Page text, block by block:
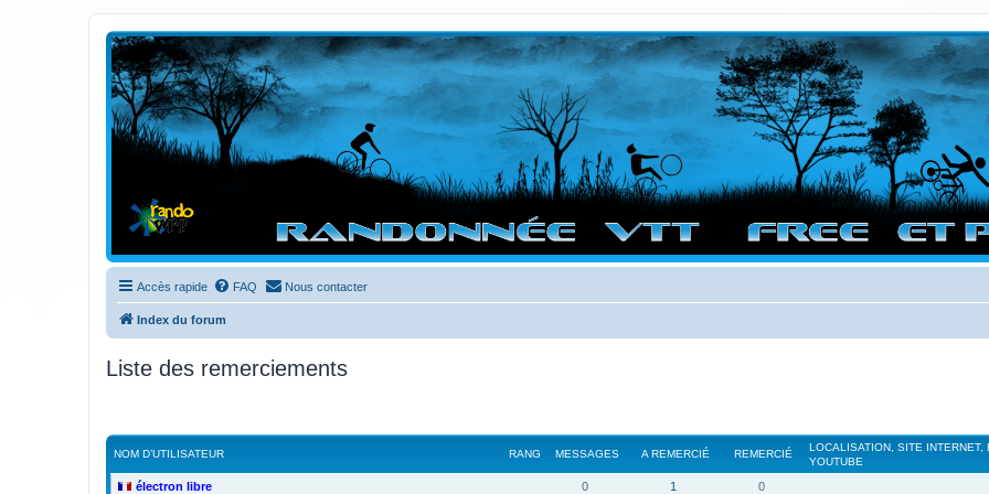
Randovttfree.fr
Bienvenue sur le site des randos vtt et pédestre de Bretagne . Bonne navigation sur le site et bonnes randos dans l'Ouest !
Accès rapide FAQ Nous contacter
Index du forum
Liste des remerciements
RANG
NOM D’UTILISATEUR MESSAGES A REMERCIÉ REMERCIÉ
LOCALISATION, SITE
YOUTUBE
électron libre 0 1 0